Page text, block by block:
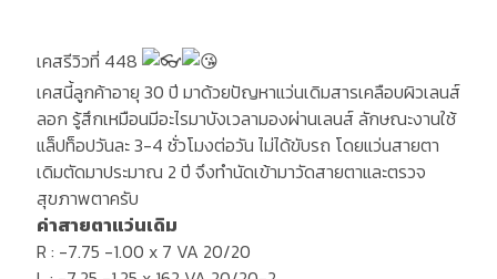
เคสรีวิวที่ 448
เคสนี้ลูกค้าอายุ 30 ปี มาด้วยปัญหาแว่นเดิมสารเคลือบผิวเลนส์
ลอก รู้สึกเหมือนมีอะไรมาบังเวลามองผ่านเลนส์ ลักษณะงานใช้
แล็ปท็อปวันละ 3-4 ชั่วโมงต่อวัน ไม่ได้ขับรถ โดยแว่นสายตา
เดิมตัดมาประมาณ 2 ปี จึงทำนัดเข้ามาวัดสายตาและตรวจ
สุขภาพตาครับ
ค่าสายตาแว่นเดิม
R : -7.75 -1.00 x 7 VA 20/20